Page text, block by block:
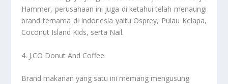
Hammer, perusahaan ini juga di ketahui telah menaungi
brand ternama di Indonesia yaitu Osprey, Pulau Kelapa,
Coconut Island Kids, serta Nail.
4. J.CO Donut And Coffee
Brand makanan yang satu ini memang mengusung